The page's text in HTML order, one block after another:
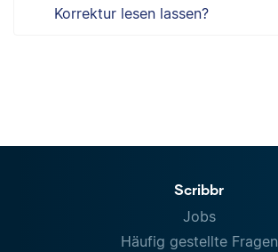
Korrektur lesen lassen?
Scribbr
Jobs
Häufig gestellte Fragen